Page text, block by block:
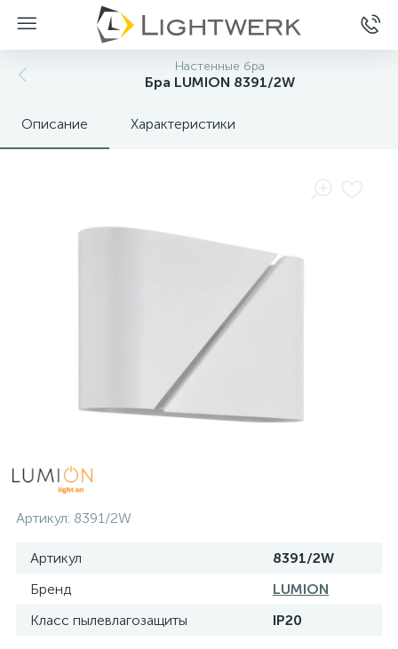
Настенные бра
Бра LUMION 8391/2W
Описание Характеристики
Артикул: 8391/2W
Артикул
8391/2W
Бренд
LUMION
Класс пылевлагозащиты
IP20